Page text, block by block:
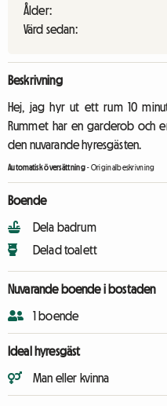
Ålder:
Värd sedan:
Beskrivning
Hej, jag hyr ut ett rum 10
Rummet har en garderob och
den nuvarande hyresgästen.
Automatisk översättning-Originalbeskrivning
Boende
Dela badrum
Delad toalett
Nuvarande boende i bostaden
1 boende
Ideal hyresgäst
Man eller kvinna